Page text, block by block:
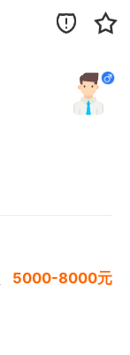
5000-8000元